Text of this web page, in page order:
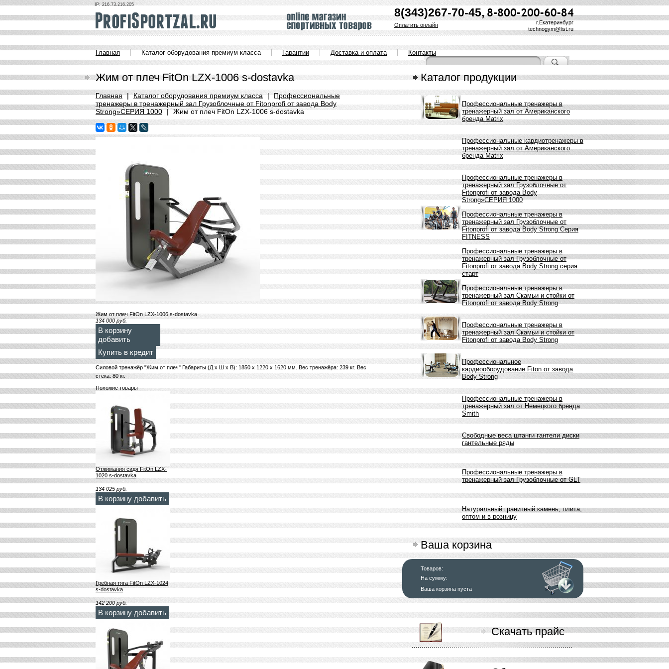
IP: 216.73.216.205
8(343)267-70-45,
г.Екатеринбург
technogym@list.ru
Оплатить онлайн
Главная Каталог оборудования премиум класса Гарантии Доставка и оплата Контакты
Жим от плеч FitOn LZX-1006 s-dostavka
Главная | Каталог оборудования премиум класса |
Профессиональные
тренажеры в тренажерный зал Грузоблочные от Fitonprofi от завода Body
Strong»СЕРИЯ 1000
| Жим от плеч FitOn LZX-1006 s-dostavka
Жим от плеч FitOn LZX-1006 s-dostavka
134 000 руб.
В корзину
добавить
Купить в кредит
Силовой тренажёр "Жим от плеч" Габариты (Д х Ш х В): 1850 х 1220 х 1620 мм. Вес тренажёра: 239 кг. Вес
стека: 80 кг.
Похожие товары
Отжимания сидя FitOn LZX-
1020 s-dostavka
134 025 руб.
В корзину добавить
Гребная тяга FitOn LZX-1024
s-dostavka
142 200 руб.
В корзину добавить
Каталог продукции
Профессиональные тренажеры в
тренажерный зал от Американского
бренда Matrix
Профессиональные кардиотренажеры в
тренажерный зал от Американского
бренда Matrix
Профессиональные тренажеры в
тренажерный зал Грузоблочные от
Fitonprofi от завода Body
Strong»СЕРИЯ 1000
Профессиональные тренажеры в
тренажерный зал Грузоблочные от
Fitonprofi от завода Body Strong Серия
FITNESS
Профессиональные тренажеры в
тренажерный зал Грузоблочные от
Fitonprofi от завода Body Strong серия
старт
Профессиональные тренажеры в
тренажерный зал Скамьи и стойки от
Fitonprofi от завода Body Strong
Профессиональные тренажеры в
тренажерный зал Скамьи и стойки от
Fitonprofi от завода Body Strong
Профессиональное
кардиооборудование Fiton от завода
Body Strong
Профессиональные тренажеры в
тренажерный зал от Немецкого бренда
Smith
Свободные веса штанги гантели диски
гантельные ряды
Профессиональные тренажеры в
тренажерный зал Грузоблочные от GLT
Натуральный гранитный камень, плита,
оптом и в розницу
Ваша корзина
Товаров:
На сумму:
Ваша корзина пуста
оформить заказ
Скачать прайс